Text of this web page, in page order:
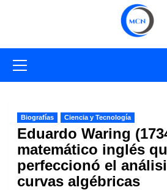
primario
Biografías Ciencia y Tecnología
Eduardo Waring
matemático inglés
perfeccionó el
curvas algébricas